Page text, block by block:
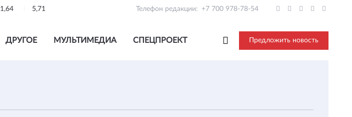
5,71 Телефон редакции: +7 700 978-78-54
ДРУГОЕ МУЛЬТИМЕДИА СПЕЦПРОЕКТ Предложить новость